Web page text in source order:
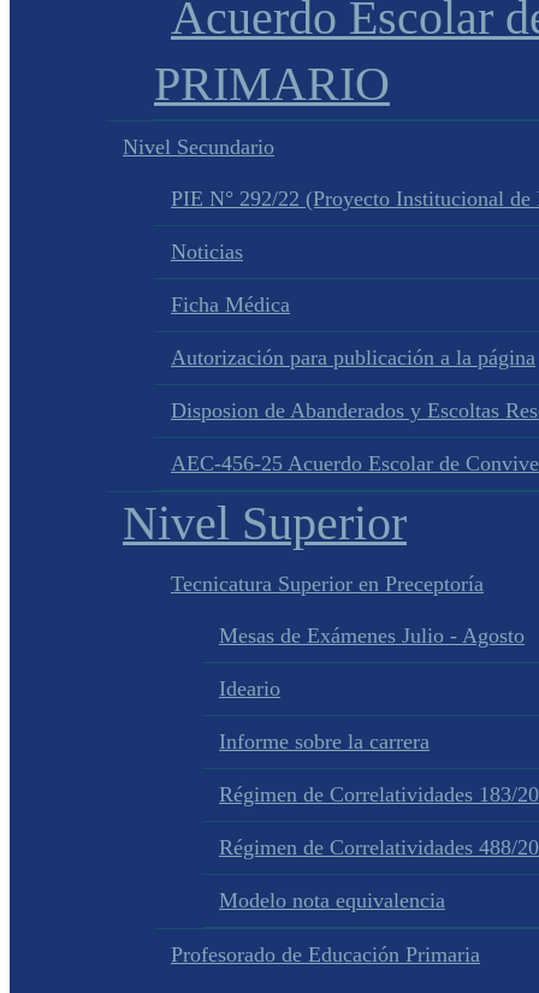
Acuerdo Escolar
PRIMARIO
Nivel Secundario
PIE N° 292/22 (Proyecto Institucional de
Noticias
Ficha Médica
Autorización para publicación a la página
Disposion de Abanderados y Escoltas
AEC-456-25 Acuerdo Escolar de
Nivel Superior
Tecnicatura Superior en Preceptoría
Mesas de Exámenes Julio - Agosto
Ideario
Informe sobre la carrera
Régimen de Correlatividades 183/
Régimen de Correlatividades 488/
Modelo nota equivalencia
Profesorado de Educación Primaria